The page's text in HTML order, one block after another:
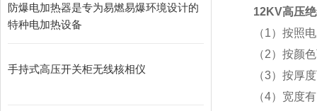
防爆电加热器是专为易燃易爆环境设计的
特种电加热设备
手持式高压开关柜无线核相仪
12KV高压
（1）按照
（2）按颜
（3）按厚
（4）宽度